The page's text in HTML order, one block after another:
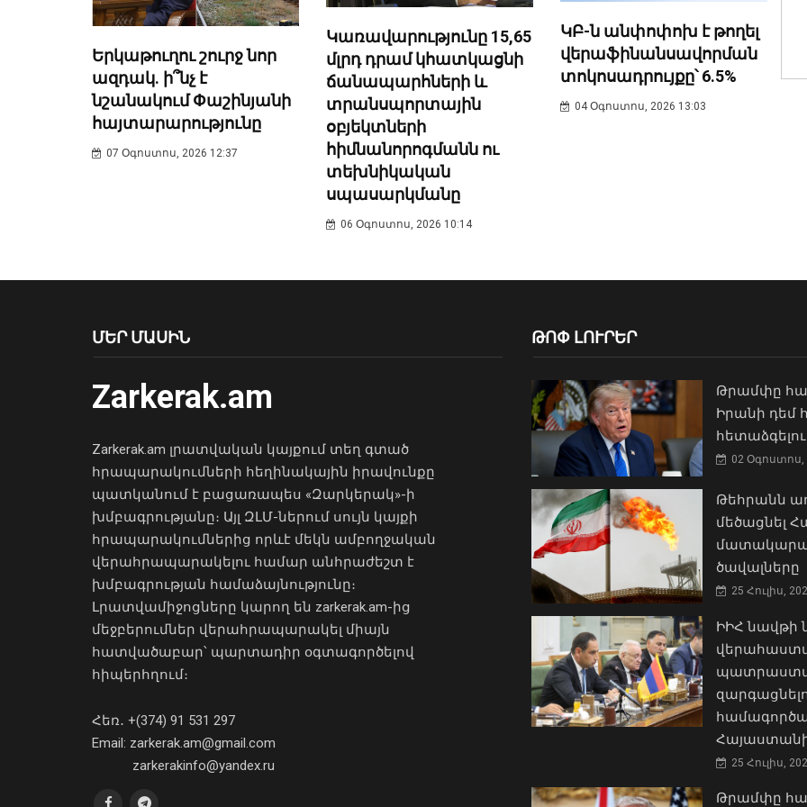
Երկաթուղու շուրջ նոր
ազդակ. ի՞նչ է
նշանակում Փաշինյանի
հայտարարությունը
07 Օգոստոս, 2026 12:37
Կառավարությունը 15,65
մլրդ դրամ կհատկացնի
ճանապարհների և
տրանսպորտային
օբյեկտների
հիմնանորոգմանն ու
տեխնիկական
սպասարկմանը
06 Օգոստոս, 2026 10:14
ԿԲ-ն անփոփոխ է թողել
վերաֆինանսավորման
տոկոսադրույքը՝ 6.5%
04 Օգոստոս, 2026 13:03
ՄԵՐ ՄԱՍԻՆ
Zarkerak.am
Zarkerak.am լրատվական կայքում տեղ գտած
հրապարակումների հեղինակային իրավունքը
պատկանում է բացառապես «Զարկերակ»-ի
խմբագրությանը։ Այլ ԶԼՄ-ներում սույն կայքի
հրապարակումներից որևէ մեկն ամբողջական
վերահրապարակելու համար անհրաժեշտ է
խմբագրության համաձայնությունը։
Լրատվամիջոցները կարող են zarkerak.am-ից
մեջբերումներ վերահրապարակել միայն
հատվածաբար՝ պարտադիր օգտագործելով
հիպերհղում։
Հեռ․ +(374) 91 531 297
Email: zarkerak.am@gmail.com
zarkerakinfo@yandex.ru
ԹՈՓ ԼՈՒՐԵՐ
Թրամփը
Իրանի դեմ
02 Օգոստոս,
Թեհրանն
մեծացնել
ծավալները
25 Հուլիս,
ԻԻՀ
25 Հուլիս,
Թրամփը